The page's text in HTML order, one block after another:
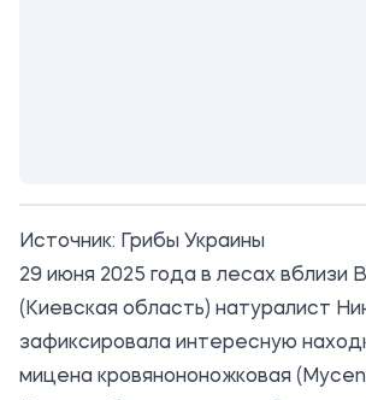
Источник:
Грибы Украины
29 июня 2025 года в лесах вблизи
(Киевская область) натуралист
зафиксировала интересную
мицена кровянононожковая